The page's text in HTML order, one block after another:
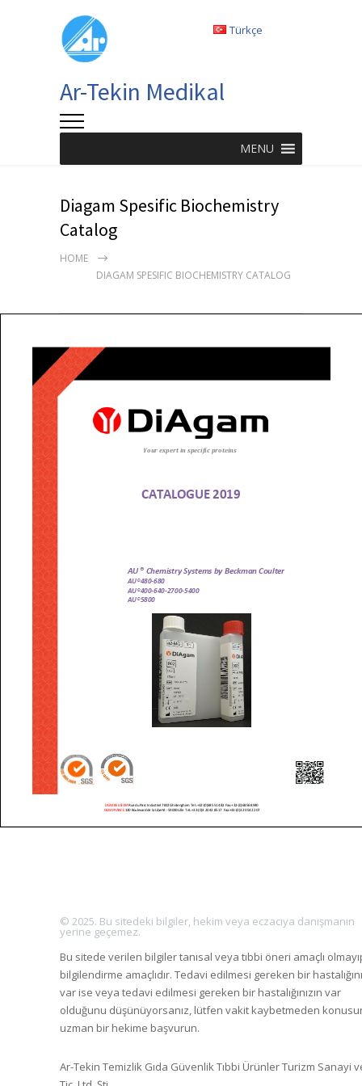
Ar-Tekin Medikal
Türkçe
MENU
Diagam Spesific Biochemistry
Catalog
HOME
DIAGAM SPESIFIC BIOCHEMISTRY CATALOG
© 2025. Bu sitedeki bilgiler, hekim veya eczacıya danışmanın
yerine geçemez.
Bu sitede verilen bilgiler tanısal veya tıbbi öneri amaçlı
bilgilendirme amaçlıdır. Tedavi edilmesi gereken bir
var ise veya tedavi edilmesi gereken bir hastalığınızın var
olduğunu düşünüyorsanız, lütfen vakit kaybetmeden
uzman bir hekime başvurun.
Ar-Tekin Temizlik Gıda Güvenlik Tıbbi Ürünler Turizm Sanayi